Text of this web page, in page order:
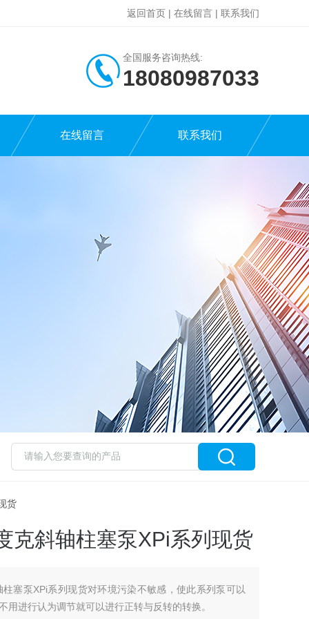
返回首页 | 在线留言 | 联系我们
全国服务咨询热线:
18080987033
在线留言 联系我们
货
克斜轴柱塞泵XPi系列现货
塞泵XPi系列现货对环境污染不敏感，使此系列泵可以
进行认为调节就可以进行正转与反转的转换。